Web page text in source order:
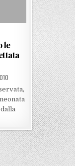
le